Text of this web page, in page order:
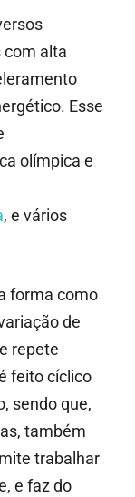
com alta
Esse
olímpica e
, e vários
forma como
de
repete
feito cíclico
sendo que,
também
trabalhar
e faz do